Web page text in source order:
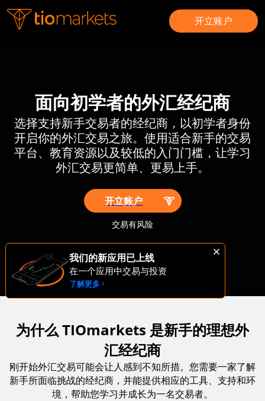
开立账户
面向初学者的外汇经纪商
选择支持新手交易者的经纪商，以初学者身份
开启你的外汇交易之旅。使用适合新手的交易
平台、教育资源以及较低的入门门槛，让学习
外汇交易更简单、更易上手。
开立账户
交易有风险
为什么 TIOmarkets 是新手的理想外
汇经纪商
刚开始外汇交易可能会让人感到不知所措。您需要一家了解
新手所面临挑战的经纪商，并能提供相应的工具、支持和环
境，帮助您学习并成长为一名交易者。
我们的新应用已上线
在一个应用中交易与投资
了解更多